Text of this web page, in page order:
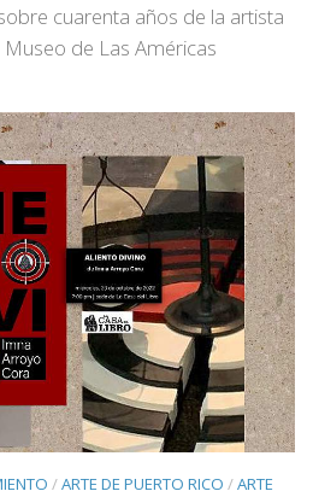
cuarenta años de la artista
de Las Américas
/ARTE DE PUERTO RICO /ARTE